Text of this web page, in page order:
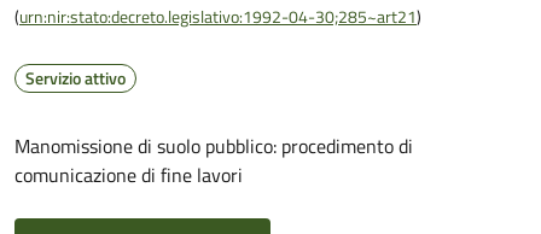
(urn:nir:stato:decreto.legislativo:1992-04-30;285~art21)
Servizio attivo
Manomissione di suolo pubblico: procedimento di
comunicazione di fine lavori